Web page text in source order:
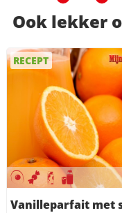
Ook lekker
RECEPT
Vanilleparfait met